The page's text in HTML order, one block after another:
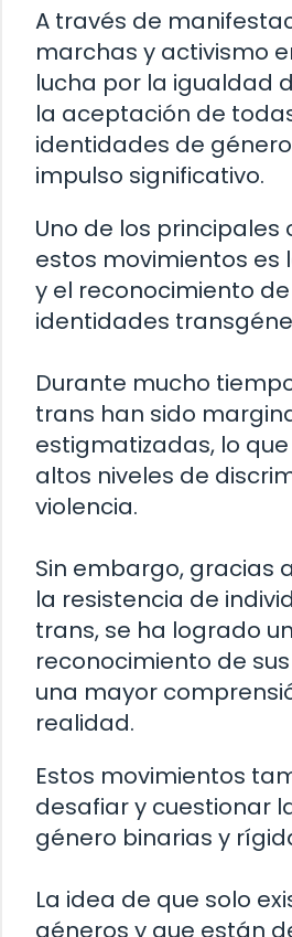
A través de
marchas y activismo
lucha por la igualdad
la aceptación de
identidades de
impulso significativo.
Uno de los principales
estos movimientos es
y el reconocimiento
identidades
Durante mucho
trans han sido
estigmatizadas, lo
altos niveles de
violencia.
Sin embargo, gracias
la resistencia de
trans, se ha logrado
reconocimiento de
una mayor
realidad.
Estos movimientos
desafiar y cuestionar
género binarias y
La idea de que solo
géneros y que están